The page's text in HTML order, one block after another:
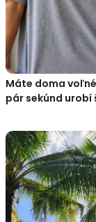
Máte doma
pár sekúnd